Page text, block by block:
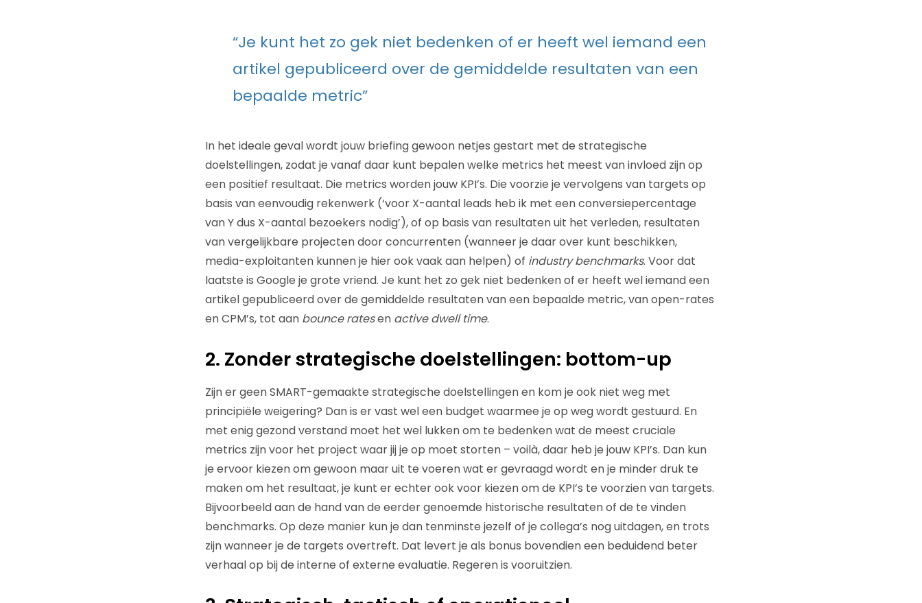
“Je kunt het zo gek niet bedenken of er heeft wel iemand een
artikel gepubliceerd over de gemiddelde resultaten van een
bepaalde metric”
In het ideale geval wordt jouw briefing gewoon netjes gestart met de strategische
doelstellingen, zodat je vanaf daar kunt bepalen welke metrics het meest van invloed zijn op
een positief resultaat. Die metrics worden jouw KPI’s. Die voorzie je vervolgens van targets op
basis van eenvoudig rekenwerk (‘voor X-aantal leads heb ik met een conversiepercentage
van Y dus X-aantal bezoekers nodig’), of op basis van resultaten uit het verleden, resultaten
van vergelijkbare projecten door concurrenten (wanneer je daar over kunt beschikken,
media-exploitanten kunnen je hier ook vaak aan helpen) of industry benchmarks. Voor dat
laatste is Google je grote vriend. Je kunt het zo gek niet bedenken of er heeft wel iemand een
artikel gepubliceerd over de gemiddelde resultaten van een bepaalde metric, van open-rates
en CPM’s, tot aanbounce ratesen active dwell time.
2. Zonder strategische doelstellingen: bottom-up
Zijn er geen SMART-gemaakte strategische doelstellingen en kom je ook niet weg met
principiële weigering? Dan is er vast wel een budget waarmee je op weg wordt gestuurd. En
met enig gezond verstand moet het wel lukken om te bedenken wat de meest cruciale
metrics zijn voor het project waar jij je op moet storten – voilà, daar heb je jouw KPI’s. Dan kun
je ervoor kiezen om gewoon maar uit te voeren wat er gevraagd wordt en je minder druk te
maken om het resultaat, je kunt er echter ook voor kiezen om de KPI’s te voorzien van targets.
Bijvoorbeeld aan de hand van de eerder genoemde historische resultaten of de te vinden
benchmarks. Op deze manier kun je dan tenminste jezelf of je collega’s nog uitdagen, en trots
zijn wanneer je de targets overtreft. Dat levert je als bonus bovendien een beduidend beter
verhaal op bij de interne of externe evaluatie. Regeren is vooruitzien.